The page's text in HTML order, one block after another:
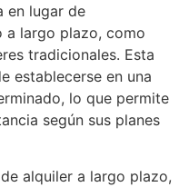
en lugar de
a largo plazo, como
tradicionales. Esta
establecerse en una
lo que permite
según sus planes
alquiler a largo plazo,